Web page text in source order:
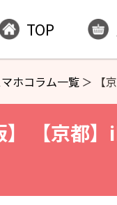
TOP
ホコラム一覧 【
】 【京都